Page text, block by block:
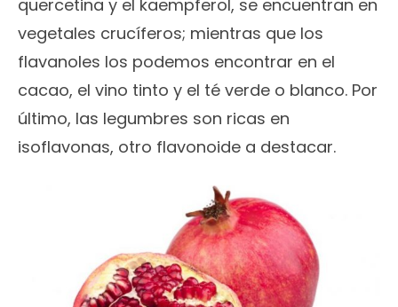
quercetina y el kaempferol, se encuentran en
vegetales crucíferos; mientras que los
flavanoles los podemos encontrar en el
cacao, el vino tinto y el té verde o blanco. Por
último, las legumbres son ricas en
isoflavonas, otro flavonoide a destacar.